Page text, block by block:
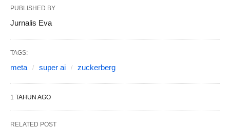
PUBLISHED BY
Jurnalis Eva
TAGS:
meta super ai zuckerberg
1 TAHUN AGO
RELATED POST